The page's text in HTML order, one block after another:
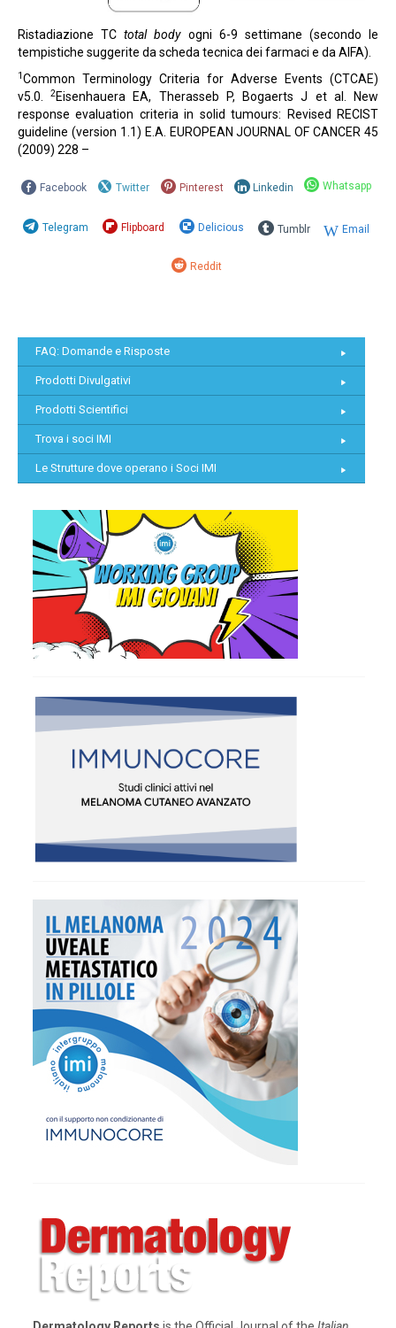
Ristadiazione TCtotal bodyogni 6-9 settimane (secondo le
tempistiche suggerite da scheda tecnica dei farmaci e da AIFA).
1Common Terminology Criteria for Adverse Events (CTCAE)
v5.0.2Eisenhauera EA, Therasseb P, Bogaerts J et al. New
response evaluation criteria in solid tumours: Revised RECIST
guideline (version 1.1) E.A. EUROPEAN JOURNAL OF CANCER 45
(2009) 228 –
Facebook Twitter Pinterest Linkedin Whatsapp
Telegram Flipboard Delicious Tumblr Email
Reddit
FAQ: Domande e Risposte
Prodotti Divulgativi
Prodotti Scientifici
Trova i soci IMI
Le Strutture dove operano i Soci IMI